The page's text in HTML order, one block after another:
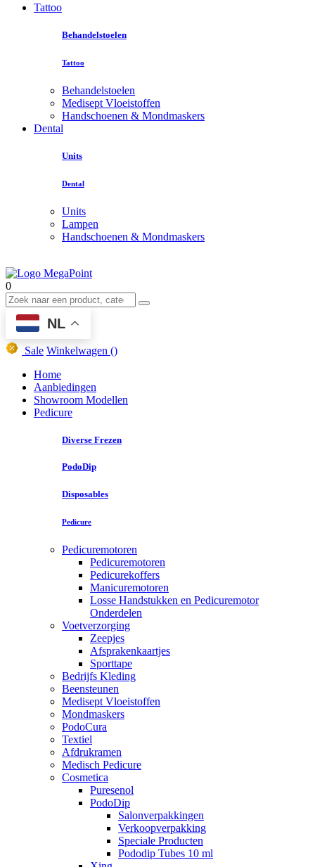
Tattoo
Behandelstoelen
Tattoo
Behandelstoelen
Medisept Vloeistoffen
Handschoenen & Mondmaskers
Dental
Units
Dental
Units
Lampen
Handschoenen & Mondmaskers
0
NL
Sale Winkelwagen ()
Home
Aanbiedingen
Showroom Modellen
Pedicure
Diverse Frezen
PodoDip
Disposables
Pedicure
Pedicuremotoren
Pedicuremotoren
Pedicurekoffers
Manicuremotoren
Losse Handstukken en Pedicuremotor
Onderdelen
Voetverzorging
Zeepjes
Afsprakenkaartjes
Sporttape
Bedrijfs Kleding
Beensteunen
Medisept Vloeistoffen
Mondmaskers
PodoCura
Textiel
Afdrukramen
Medisch Pedicure
Cosmetica
Puresenol
PodoDip
Salonverpakkingen
Verkoopverpakking
Speciale Producten
Pododip Tubes 10 ml